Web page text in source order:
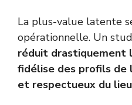
La plus-value latente
opérationnelle. Un
réduit drastiquement
fidélise des profils de
et respectueux du lieu